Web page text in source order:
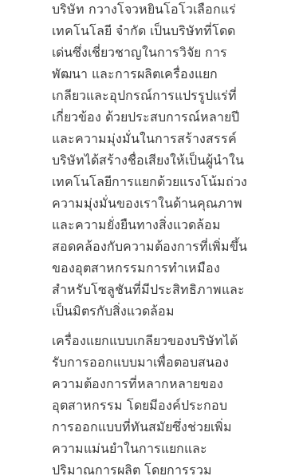
บริษัท กวางโจวหยินโอโวเลือกแร่
เทคโนโลยี จำกัด เป็นบริษัทที่โดด
เด่นซึ่งเชี่ยวชาญในการวิจัย การ
พัฒนา และการผลิตเครื่องแยก
เกลียวและอุปกรณ์การแปรรูปแร่ที่
เกี่ยวข้อง ด้วยประสบการณ์หลายปี
และความมุ่งมั่นในการสร้างสรรค์
บริษัทได้สร้างชื่อเสียงให้เป็นผู้นำใน
เทคโนโลยีการแยกด้วยแรงโน้มถ่วง
ความมุ่งมั่นของเราในด้านคุณภาพ
และความยั่งยืนทางสิ่งแวดล้อม
สอดคล้องกับความต้องการที่เพิ่มขึ้น
ของอุตสาหกรรมการทำเหมือง
สำหรับโซลูชันที่มีประสิทธิภาพและ
เป็นมิตรกับสิ่งแวดล้อม
เครื่องแยกแบบเกลียวของบริษัทได้
รับการออกแบบมาเพื่อตอบสนอง
ความต้องการที่หลากหลายของ
อุตสาหกรรม โดยมีองค์ประกอบ
การออกแบบที่ทันสมัยซึ่งช่วยเพิ่ม
ความแม่นยำในการแยกและ
ปริมาณการผลิต โดยการรวม